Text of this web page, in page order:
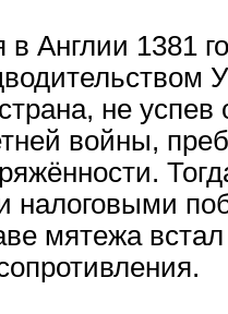
Англии 1381
не
войны,
налоговыми
мятежа